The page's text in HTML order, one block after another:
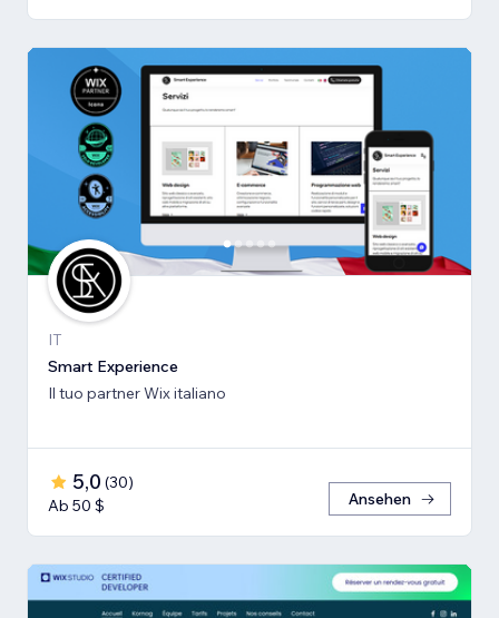
IT
Smart Experience
Il tuo partner Wix italiano
5,0 (30)
Ab 50 $
Ansehen